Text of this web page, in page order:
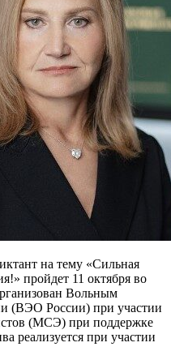
на тему «Сильная
пройдет 11 октября во
Вольным
(ВЭО России) при участии
(МСЭ) при поддержке
реализуется при участии